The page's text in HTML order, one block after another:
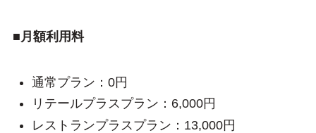
■月額利用料
通常プラン：0円
リテールプラスプラン：6,000円
レストランプラスプラン：13,000円